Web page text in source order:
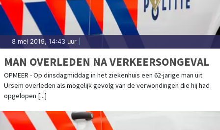
8 mei 2019, 14:43 uur
MAN OVERLEDEN NA VERKEERSONGEVAL
OPMEER - Op dinsdagmiddag in het ziekenhuis een 62-jarige man uit
Ursem overleden als mogelijk gevolg van de verwondingen die hij had
opgelopen [...]